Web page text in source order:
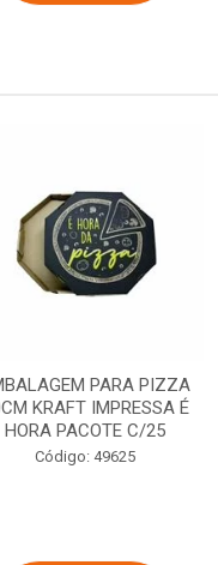
PARA PIZZA
KRAFT IMPRESSA É
HORA PACOTE C/25
Código: 49625